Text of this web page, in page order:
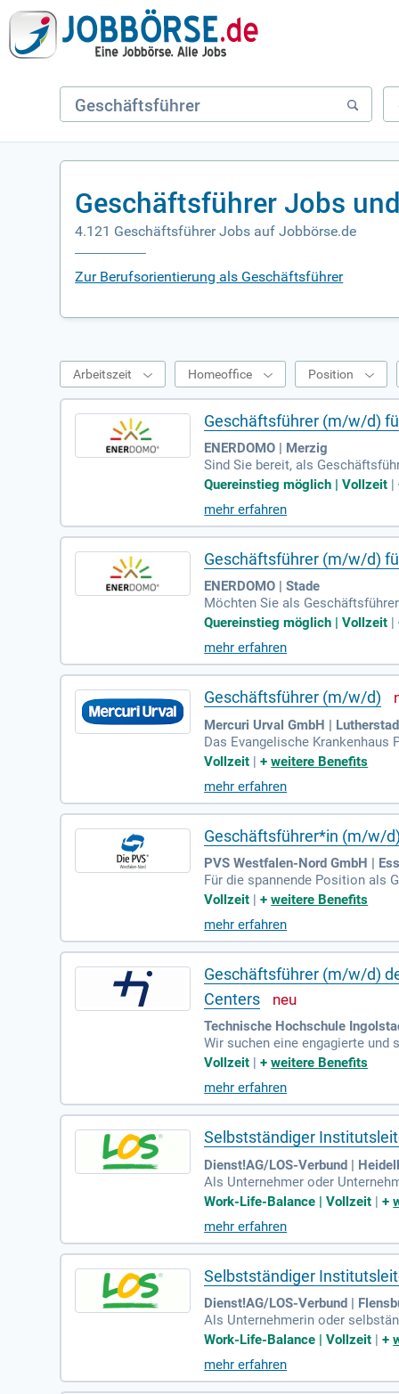
Geschäftsführer Jobs
4.121 Geschäftsführer Jobs auf Jobbörse.de
Zur Berufsorientierung als Geschäftsführer
Arbeitszeit Homeoffice Position
Geschäftsführer (m/w/d)
ENERDOMO | Merzig
Sind Sie bereit, als
ieberatung eine
rgiekosten senken möchten.
ERDOMO steht Ihnen mit
briden ENERDOMO Akademie
Quereinstieg möglich | Vollzeit |
mehr erfahren
Geschäftsführer (m/w/d)
ENERDOMO | Stade
Möchten Sie als
ohen Bedarf an
Standorteinrichtung können Sie
gen erhalten Sie durch die
Quereinstieg möglich | Vollzeit |
mehr erfahren
Geschäftsführer (m/w/d)
Mercuri Urval GmbH |
Das Evangelische
m bedarfsnotwendigen
wa 14.000 stationäre und
einem stabilen
Vollzeit |+weitere Benefits
mehr erfahren
Geschäftsführer*in (m/w/
PVS Westfalen-Nord GmbH |
Für die spannende Position als
r Talente in Essen. Wollen Sie
nd gestalten aktiv die
hhaltige Erfolge zu erzielen.
Vollzeit |+weitere Benefits
mehr erfahren
Geschäftsführer (m/w/d)
Centers
Technische Hochschule
Wir suchen eine engagierte
des THI Startup Centers. Diese
ojekte und Budgets. Sie fördern
gen Gestaltungsspielraum in
Vollzeit |+weitere Benefits
mehr erfahren
Selbstständiger
Dienst!AG/LOS-Verbund |
Als Unternehmer oder
unterstützen wir Sie in
bernehmen Sie die
e, um Ihr LOS-Institut
Work-Life-Balance | Vollzeit |+
mehr erfahren
Selbstständiger
Dienst!AG/LOS-Verbund |
Als Unternehmerin oder
drei Kernbereiche, die wir mit
he Förderstandards
nser maßgeschneiderter
Work-Life-Balance | Vollzeit |+
mehr erfahren